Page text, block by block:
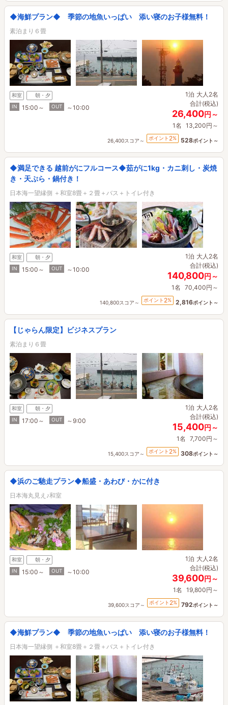
◆海鮮プラン◆ 季節の地魚いっぱい 添い寝のお子様無料！
素泊まり６畳
和室
朝・夕
IN
15:00～ OUT ～10:00
1泊 大人2名
合計(税込)
26,400円～
1名 13,200円～
26,400スコア～ ポイント 2% 528ポイント～
◆満足できる 越前がにフルコース◆茹がに1kg・カニ刺し・炭焼
き・天ぷら・鍋付き！
日本海一望縁側 ＋和室8畳＋２畳＋バス＋トイレ付き
和室
朝・夕
IN
15:00～ OUT ～10:00
1泊 大人2名
合計(税込)
140,800円～
1名 70,400円～
140,800スコア～ ポイント 2% 2,816ポイント～
【じゃらん限定】ビジネスプラン
素泊まり６畳
和室
朝・夕
IN
17:00～ OUT ～9:00
1泊 大人2名
合計(税込)
15,400円～
1名 7,700円～
15,400スコア～ ポイント 2% 308ポイント～
◆浜のご馳走プラン◆船盛・あわび・かに付き
日本海丸見え♪和室
和室
朝・夕
IN
15:00～ OUT ～10:00
1泊 大人2名
合計(税込)
39,600円～
1名 19,800円～
39,600スコア～ ポイント 2% 792ポイント～
◆海鮮プラン◆ 季節の地魚いっぱい 添い寝のお子様無料！
日本海一望縁側 ＋和室8畳＋２畳＋バス＋トイレ付き